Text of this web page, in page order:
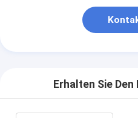
Erhalten Sie